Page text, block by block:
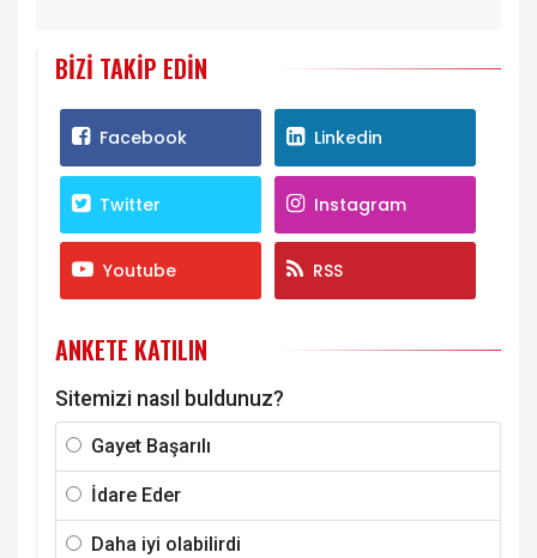
BIZI TAKIP EDIN
Facebook Linkedin
Twitter Instagram
Youtube RSS
ANKETE KATILIN
Sitemizi nasıl buldunuz?
Gayet Başarılı
İdare Eder
Daha iyi olabilirdi